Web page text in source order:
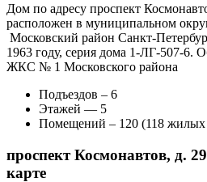
Дом по адресу проспект
расположен в муниципальном
Московский район Санкт-
1963 году, серия дома 1-ЛГ-507-6.
ЖКС № 1 Московского района
Подъездов – 6
Этажей — 5
Помещений – 120 (118
проспект Космонавтов, д.
карте